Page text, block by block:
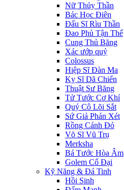
Nữ Thủy Thần
Bác Học Điên
Đấu Sĩ Rìu Thần
Đao Phủ Tận Thế
Cung Thủ Băng
Xác ướp quỷ
Colossus
Hiệp Sĩ Đàn Ma
Kỵ Sĩ Dã Chiến
Thuật Sư Băng
Tử Tước Cơ Khí
Quý Cô Lõi Sắt
Sứ Giả Phán Xét
Rồng Cánh Đỏ
Võ Sĩ Vũ Trụ
Merksha
Bá Tước Hòa Âm
Golem Cổ Đại
Kỹ Năng & Đá Tinh
Hồi Sinh